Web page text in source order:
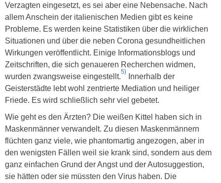
Verzagten eingesetzt, es sei aber eine Nebensache. Nach
allem Anschein der italienischen Medien gibt es keine
Probleme. Es werden keine Statistiken über die wirklichen
Situationen und über die neben Corona gesundheitlichen
Wirkungen veröffentlicht. Einige Informationsblogs und
Zeitschriften, die sich genaueren Recherchen widmen,
wurden zwangsweise eingestellt.
5)
Innerhalb der
Geisterstädte lebt wohl zentrierte Mediation und heiliger
Friede. Es wird schließlich sehr viel gebetet.
Wie geht es den Ärzten? Die weißen Kittel haben sich in
Maskenmänner verwandelt. Zu diesen Maskenmännern
flüchten ganz viele, wie phantomartig angezogen, aber in
den wenigsten Fällen weil sie krank sind, sondern aus dem
ganz einfachen Grund der Angst und der Autosuggestion,
sie hätten oder sie müssten den Virus haben. Die